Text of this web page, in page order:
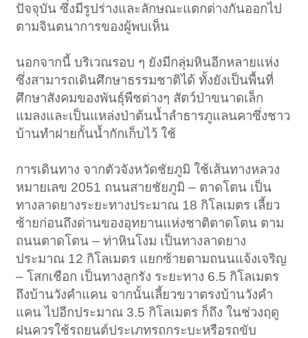
ปัจจุบัน ซึ่งมีรูปร่างและลักษณะแตกต่างกันออกไป
ตามจินตนาการของผู้พบเห็น
นอกจากนี้ บริเวณรอบ ๆ ยังมีกลุ่มหินอีกหลายแห่ง
ซึ่งสามารถเดินศึกษาธรรมชาติได้ ทั้งยังเป็นพื้นที่
ศึกษาสังคมของพันธุ์พืชต่างๆ สัตว์ป่าขนาดเล็ก
แมลงและเป็นแหล่งป่าต้นน้ำลำธารภูแลนคาซึ่งชาว
บ้านทำฝายกั้นน้ำกักเก็บไว้ ใช้
การเดินทาง จากตัวจังหวัดชัยภูมิ ใช้เส้นทางหลวง
หมายเลข 2051 ถนนสายชัยภูมิ – ตาดโตน เป็น
ทางลาดยางระยะทางประมาณ 18 กิโลเมตร เลี้ยว
ซ้ายก่อนถึงด่านของอุทยานแห่งชาติตาดโตน ตาม
ถนนตาดโตน – ท่าหินโงม เป็นทางลาดยาง
ประมาณ 12 กิโลเมตร แยกซ้ายตามถนนแจ้งเจริญ
– โสกเชือก เป็นทางลูกรัง ระยะทาง 6.5 กิโลเมตร
ถึงบ้านวังคำแคน จากนั้นเลี้ยวขวาตรงบ้านวังคำ
แคน ไปอีกประมาณ 3.5 กิโลเมตร ก็ถึง ในช่วงฤดู
ฝนควรใช้รถยนต์ประเภทรถกระบะหรือรถขับ